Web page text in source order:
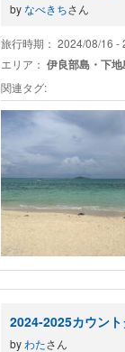
byなべきちさん
旅行時期： 2024/08/16 -
エリア： 伊良部島・下地
関連タグ:
2024-2025カウント
by わたさん